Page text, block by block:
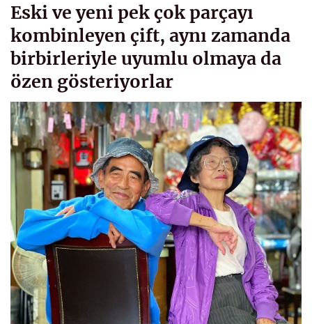
Eski ve yeni pek çok parçayı
kombinleyen çift, aynı zamanda
birbirleriyle uyumlu olmaya da
özen gösteriyorlar